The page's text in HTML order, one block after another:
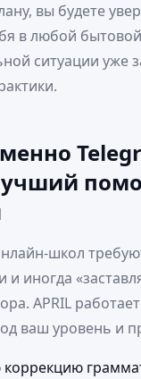
вы будете
в любой
ситуации уже
и иногда
APRIL
ваш уровень и